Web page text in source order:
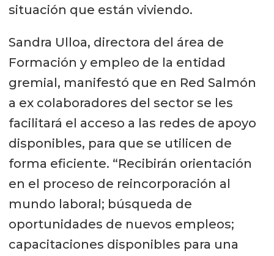
situación que están viviendo.
Sandra Ulloa, directora del área de
Formación y empleo de la entidad
gremial, manifestó que en Red Salmón
a ex colaboradores del sector se les
facilitará el acceso a las redes de apoyo
disponibles, para que se utilicen de
forma eficiente. “Recibirán orientación
en el proceso de reincorporación al
mundo laboral; búsqueda de
oportunidades de nuevos empleos;
capacitaciones disponibles para una